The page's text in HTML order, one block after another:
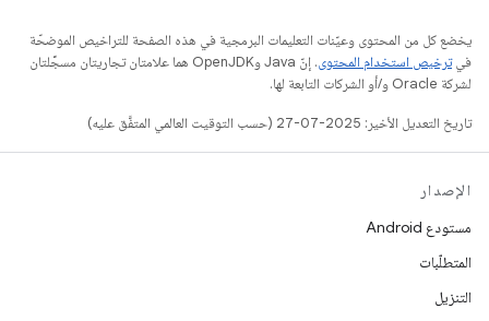
يخضع كل من المحتوى وعيّنات التعليمات البرمجية في هذه الصفحة للتراخيص الموضحّة
فيترخيص استخدام المحتوى
. إنّ Java وOpenJDK هما علامتان تجاريتان مسجَّلتان
لشركة Oracle و/أو الشركات التابعة لها.
تاريخ التعديل الأخير: 2025-07-27 (حسب التوقيت العالمي المتفَّق عليه)
الإصدار
مستودع Android
المتطلّبات
التنزيل